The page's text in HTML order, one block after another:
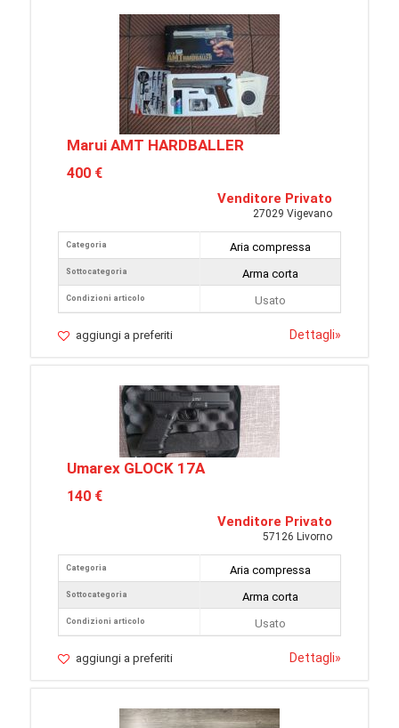
Marui AMT HARDBALLER
400 €
Venditore Privato
27029 Vigevano
Categoria
Sottocategoria
Condizioni articolo
Aria compressa
Arma corta
Usato
aggiungi a preferiti Dettagli»
Umarex GLOCK 17A
140 €
Venditore Privato
57126 Livorno
Categoria
Sottocategoria
Condizioni articolo
Aria compressa
Arma corta
Usato
aggiungi a preferiti Dettagli»